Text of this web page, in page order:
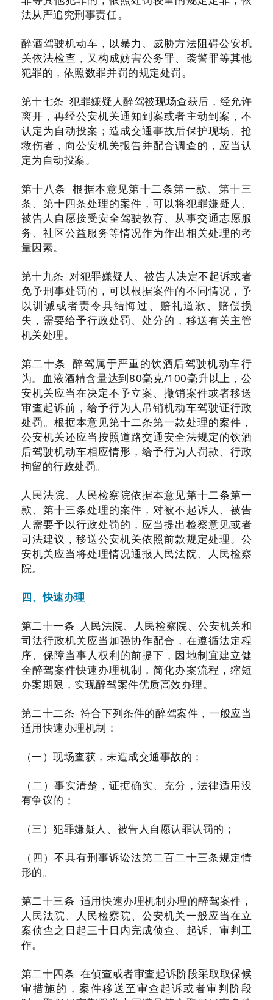
法从严追究刑事责任。
醉酒驾驶机动车，以暴力、威胁方法阻碍公安机
关依法检查，又构成妨害公务罪、袭警罪等其他
犯罪的，依照数罪并罚的规定处罚。
第十七条 犯罪嫌疑人醉驾被现场查获后，经允许
离开，再经公安机关通知到案或者主动到案，不
认定为自动投案；造成交通事故后保护现场、抢
救伤者，向公安机关报告并配合调查的，应当认
定为自动投案。
第十八条 根据本意见第十二条第一款、第十三
条、第十四条处理的案件，可以将犯罪嫌疑人、
被告人自愿接受安全驾驶教育、从事交通志愿服
务、社区公益服务等情况作为作出相关处理的考
量因素。
第十九条 对犯罪嫌疑人、被告人决定不起诉或者
免予刑事处罚的，可以根据案件的不同情况，予
以训诫或者责令具结悔过、赔礼道歉、赔偿损
失，需要给予行政处罚、处分的，移送有关主管
机关处理。
第二十条 醉驾属于严重的饮酒后驾驶机动车行
为。血液酒精含量达到80毫克/100毫升以上，公
安机关应当在决定不予立案、撤销案件或者移送
审查起诉前，给予行为人吊销机动车驾驶证行政
处罚。根据本意见第十二条第一款处理的案件，
公安机关还应当按照道路交通安全法规定的饮酒
后驾驶机动车相应情形，给予行为人罚款、行政
拘留的行政处罚。
人民法院、人民检察院依据本意见第十二条第一
款、第十三条处理的案件，对被不起诉人、被告
人需要予以行政处罚的，应当提出检察意见或者
司法建议，移送公安机关依照前款规定处理。公
安机关应当将处理情况通报人民法院、人民检察
院。
四、快速办理
第二十一条 人民法院、人民检察院、公安机关和
司法行政机关应当加强协作配合，在遵循法定程
序、保障当事人权利的前提下，因地制宜建立健
全醉驾案件快速办理机制，简化办案流程，缩短
办案期限，实现醉驾案件优质高效办理。
第二十二条 符合下列条件的醉驾案件，一般应当
适用快速办理机制：
（一）现场查获，未造成交通事故的；
（二）事实清楚，证据确实、充分，法律适用没
有争议的；
（三）犯罪嫌疑人、被告人自愿认罪认罚的；
（四）不具有刑事诉讼法第二百二十三条规定情
形的。
第二十三条 适用快速办理机制办理的醉驾案件，
人民法院、人民检察院、公安机关一般应当在立
案侦查之日起三十日内完成侦查、起诉、审判工
作。
第二十四条 在侦查或者审查起诉阶段采取取保候
审措施的，案件移送至审查起诉或者审判阶段